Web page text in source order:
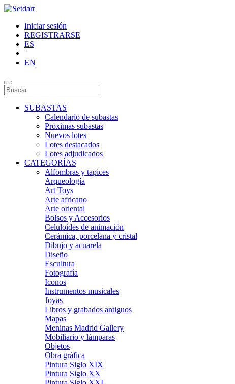
Iniciar sesión
REGISTRARSE
ES
|
EN
SUBASTAS
Calendario de subastas
Próximas subastas
Nuevos lotes
Lotes destacados
Lotes adjudicados
CATEGORÍAS
Alfombras y tapices
Arqueología
Art Toys
Arte africano
Arte oriental
Bolsos y Accesorios
Celuloides de animación
Cerámica, porcelana y cristal
Dibujo y acuarela
Diseño
Escultura
Fotografía
Iconos
Instrumentos musicales
Joyas
Libros y grabados antiguos
Mapas
Meninas Madrid Gallery
Mobiliario y lámparas
Objetos
Obra gráfica
Pintura Siglo XIX
Pintura Siglo XX